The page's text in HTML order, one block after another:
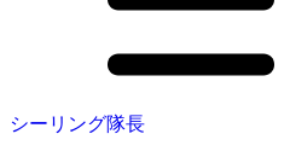
シーリング隊長